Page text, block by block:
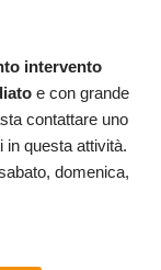
intervento
e con grande
contattare uno
in questa attività.
domenica,